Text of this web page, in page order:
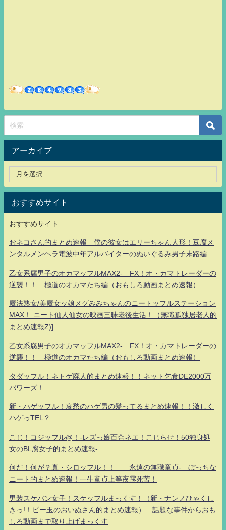
アーカイブ
おすすめサイト
おすすめサイト
おネコさん的まとめ速報 僕の彼女はエリーちゃん人形！豆腐メ
ンタルメンヘラ電波中年アルバイターのぬいぐるみ男子末路編
乙女系腐男子のオカマッフルMAX2- FX！オ・カマトレーダーの
逆襲！！ 極道のオカマたち編（おもしろ動画まとめ速報）
魔法熟女/美魔女ッ娘メグみみちゃんのニートッフルステーション
MAX！ ニート仙人仙女の映画三昧老後生活！（無職孤独居老人的
まとめ速報Z)]
乙女系腐男子のオカマッフルMAX2- FX！オ・カマトレーダーの
逆襲！！ 極道のオカマたち編（おもしろ動画まとめ速報）
タダッフル！ネトゲ廃人的まとめ速報！！ネット乞食DE2000万
パワーズ！
新・ハゲッフル！哀愁のハゲ男の髪ってるまとめ速報！！激しく
ハゲっTEL？
こじ！コジッフル@！-レズっ娘百合ネエ！こじらせ！50独身処
女のBL腐女子的まとめ速報-
何だ！何が？真・シロッフル！！ 永遠の無職童貞- ぼっちな
ニート的まとめ速報！一生童貞上等夜露死苦！
男装スケバン女子！スケッフルまっくす！（新・ナンノひゃくし
きっ!！ビー玉のおいぬさん的まとめ速報） 話題な事件からおも
しろ動画まで取り上げまっくす